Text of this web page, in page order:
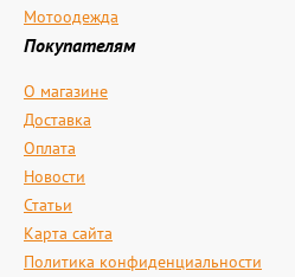
Мотоодежда
Покупателям
О магазине
Доставка
Оплата
Новости
Статьи
Карта сайта
Политика конфиденциальности